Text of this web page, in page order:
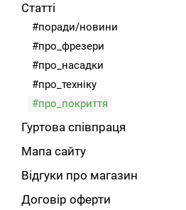
Статті
#поради/новини
#про_фрезери
#про_насадки
#про_техніку
#про_покриття
Гуртова співпраця
Мапа сайту
Відгуки про магазин
Договір оферти